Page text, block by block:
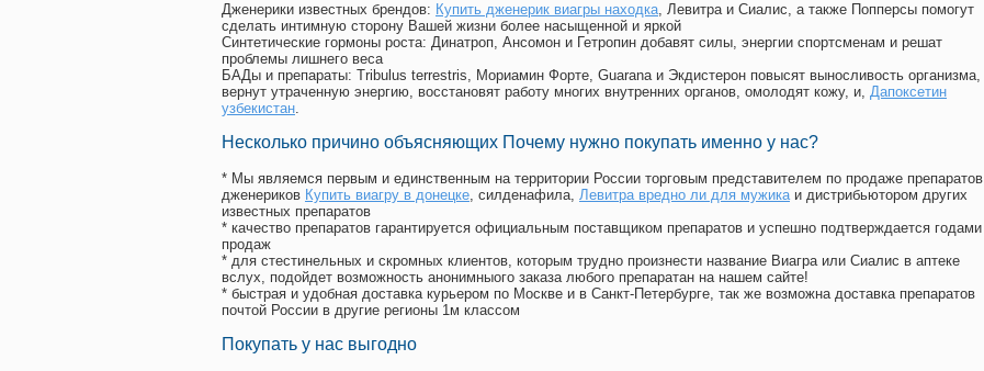
Дженерики известных брендов: Купить дженерик виагры находка, Левитра и Сиалис, а также Попперсы помогут
сделать интимную сторону Вашей жизни более насыщенной и яркой
Синтетические гормоны роста: Динатроп, Ансомон и Гетропин добавят силы, энергии спортсменам и решат
проблемы лишнего веса
БАДы и препараты: Tribulus terrestris, Мориамин Форте, Guarana и Экдистерон повысят выносливость организма,
вернут утраченную энергию, восстановят работу многих внутренних органов, омолодят кожу, и, Дапоксетин
узбекистан.
Несколько причино объясняющих Почему нужно покупать именно у нас?
* Мы являемся первым и единственным на территории России торговым представителем по продаже препаратов
дженериков Купить виагру в донецке, силденафила, Левитра вредно ли для мужикаи дистрибьютором других
известных препаратов
* качество препаратов гарантируется официальным поставщиком препаратов и успешно подтверждается годами
продаж
* для стестинельных и скромных клиентов, которым трудно произнести название Виагра или Сиалис в аптеке
вслух, подойдет возможность анонимныого заказа любого препаратан на нашем сайте!
* быстрая и удобная доставка курьером по Москве и в Санкт-Петербурге, так же возможна доставка препаратов
почтой России в другие регионы 1м классом
Покупать у нас выгодно